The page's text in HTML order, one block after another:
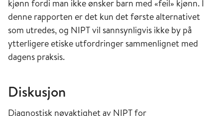
kjønn fordi man ikke ønsker barn med «feil» kjønn. I
denne rapporten er det kun det første alternativet
som utredes, og NIPT vil sannsynligvis ikke by på
ytterligere etiske utfordringer sammenlignet med
dagens praksis.
Diskusjon
Diagnostisk nøyaktighet av NIPT for